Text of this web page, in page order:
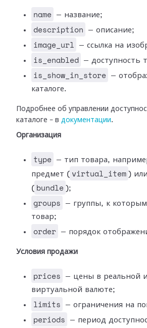
name — название;
description — описание;
image_url — ссылка на
is_enabled — доступность
is_show_in_store
—
каталоге.
Подробнее об управлении
каталоге – в документации.
Организация
type
— тип товара,
предмет ( virtual_item )
( bundle );
groups
— группы, к которым
товар;
order — порядок
Условия продажи
prices
— цены в реальной
виртуальной валюте;
limits — ограничения на
periods — период